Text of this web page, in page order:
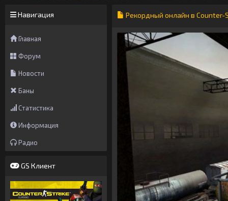
Навигация
Главная
Форум
Новости
Баны
Статистика
Информация
Радио
GS Клиент
Рекордный онлайн в Counter-